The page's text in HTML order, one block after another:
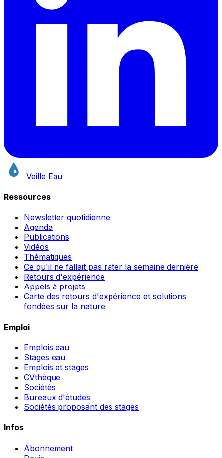
Veille Eau
Ressources
Newsletter quotidienne
Agenda
Publications
Vidéos
Thématiques
Ce qu'il ne fallait pas rater la semaine dernière
Retours d'expérience
Appels à projets
Carte des retours d'expérience et solutions
fondées sur la nature
Emploi
Emplois eau
Stages eau
Emplois et stages
CVthèque
Sociétés
Bureaux d'études
Sociétés proposant des stages
Infos
Abonnement